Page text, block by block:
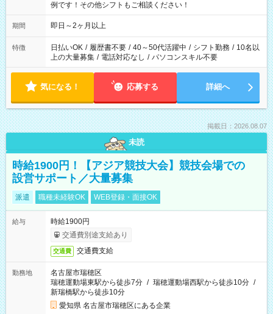
例です！その他シフトもご相談ください！
期間 即日～2ヶ月以上
特徴 日払いOK / 履歴書不要 / 40～50代活躍中 / シフト勤務 / 10名以
上の大量募集 / 電話対応なし / パソコンスキル不要
気になる！ 応募する 詳細へ
掲載日：2026.08.07
未読
時給1900円！【アジア競技大会】競技会場での
設営サポート／大量募集
派遣 職種未経験OK WEB登録・面接OK
給与
時給1900円
交通費別途支給あり
交通費 交通費支給
勤務地
名古屋市瑞穂区
瑞穂運動場東駅から徒歩7分 / 瑞穂運動場西駅から徒歩10分 /
新瑞橋駅から徒歩10分
愛知県 名古屋市瑞穂区にある企業